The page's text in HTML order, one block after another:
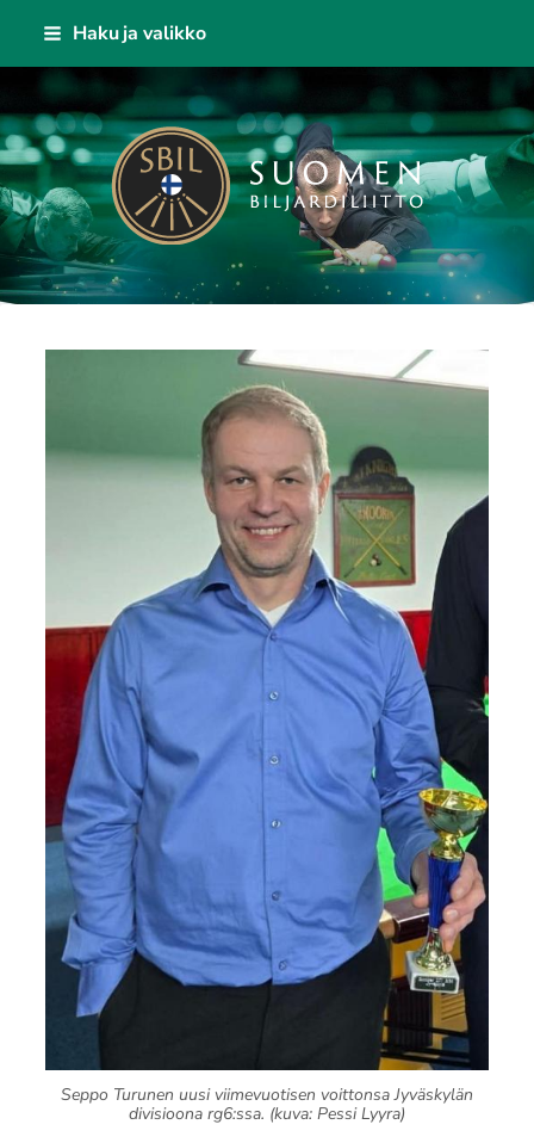
Siirry
sisältöön
Haku ja valikko
Suomen Biljardiliitto ry
Seppo Turunen uusi viimevuotisen voittonsa Jyväskylän
divisioona rg6:ssa. (kuva: Pessi Lyyra)